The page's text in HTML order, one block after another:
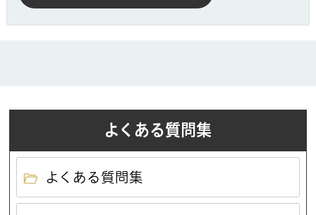
よくある質問集
よくある質問集